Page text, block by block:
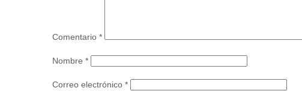
i
n
Comentario *
Nombre *
Correo electrónico *